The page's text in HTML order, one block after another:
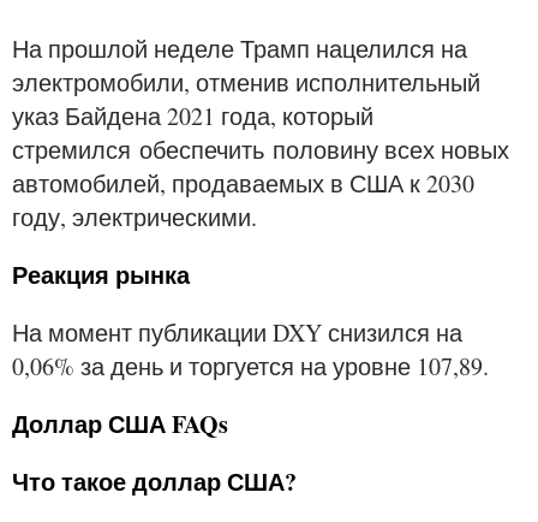
На прошлой неделе Трамп нацелился на
электромобили, отменив исполнительный
указ Байдена 2021 года, который
стремился обеспечить половину всех новых
автомобилей, продаваемых в США к 2030
году, электрическими.
Реакция рынка
На момент публикации DXY снизился на
0,06% за день и торгуется на уровне 107,89.
Доллар США FAQs
Что такое доллар США?